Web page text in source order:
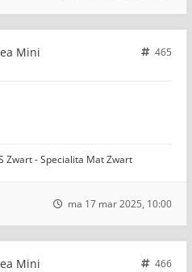
Mini
465
Zwart - Specialita Mat Zwart
ma 17 mar 2025, 10:00
Mini
466